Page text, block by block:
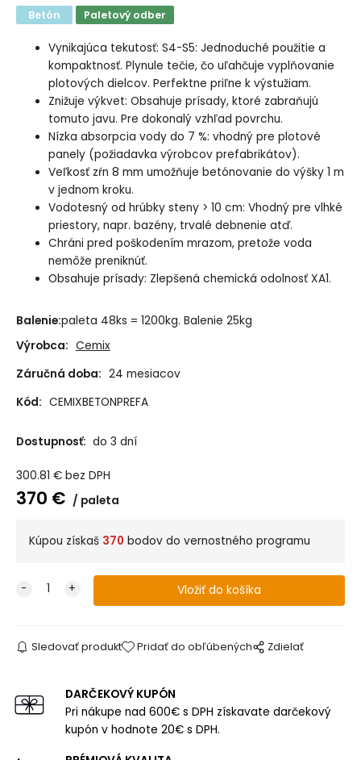
Betón Paletový odber
Vynikajúca tekutosť: S4-S5: Jednoduché použitie a
kompaktnosť. Plynule tečie, čo uľahčuje vyplňovanie
plotových dielcov. Perfektne priľne k výstužiam.
Znižuje výkvet: Obsahuje prísady, ktoré zabraňujú
tomuto javu. Pre dokonalý vzhľad povrchu.
Nízka absorpcia vody do 7 %: vhodný pre plotové
panely (požiadavka výrobcov prefabrikátov).
Veľkosť zŕn 8 mm umožňuje betónovanie do výšky 1 m
v jednom kroku.
Vodotesný od hrúbky steny > 10 cm: Vhodný pre vlhké
priestory, napr. bazény, trvalé debnenie atď.
Chráni pred poškodením mrazom, pretože voda
nemôže preniknúť.
Obsahuje prísady: Zlepšená chemická odolnosť XA1.
Balenie:paleta 48ks = 1200kg. Balenie 25kg
Výrobca: Cemix
Záručná doba: 24 mesiacov
Kód: CEMIXBETONPREFA
Dostupnosť: do 3 dní
300.81 € bez DPH
370 € paleta
Kúpou získaš 370 bodov do vernostného programu
Sledovať produkt Pridať do obľúbených Zdielať
DARČEKOVÝ KUPÓN
Pri nákupe nad 600€ s DPH získavate darčekový
kupón v hodnote 20€ s DPH.